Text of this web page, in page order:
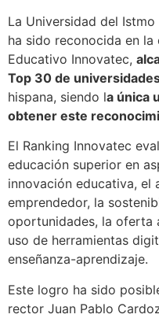
La Universidad del
ha sido reconocida en
Educativo Innovatec,
Top 30 de
hispana, siendo la única
obtener este
El Ranking Innovatec
educación superior en
innovación educativa, el
emprendedor, la
oportunidades, la oferta
uso de herramientas
enseñanza-aprendizaje.
Este logro ha sido
rector Juan Pablo